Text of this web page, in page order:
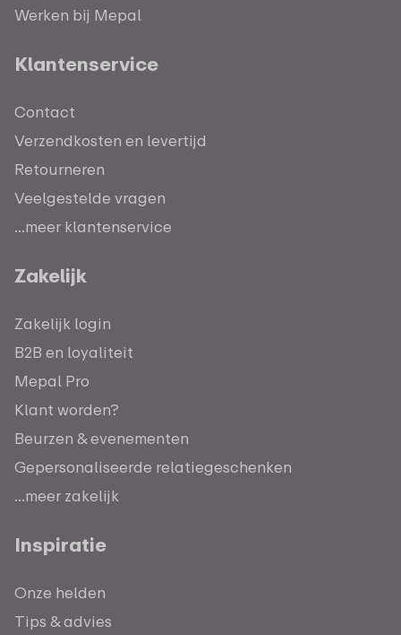
Werken bij Mepal
Klantenservice
Contact
Verzendkosten en levertijd
Retourneren
Veelgestelde vragen
...meer klantenservice
Zakelijk
Zakelijk login
B2B en loyaliteit
Mepal Pro
Klant worden?
Beurzen & evenementen
Gepersonaliseerde relatiegeschenken
...meer zakelijk
Inspiratie
Onze helden
Tips & advies